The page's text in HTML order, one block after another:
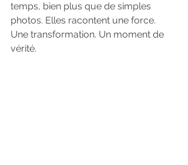
temps, bien plus que de simples
photos. Elles racontent une force.
Une transformation. Un moment de
vérité.